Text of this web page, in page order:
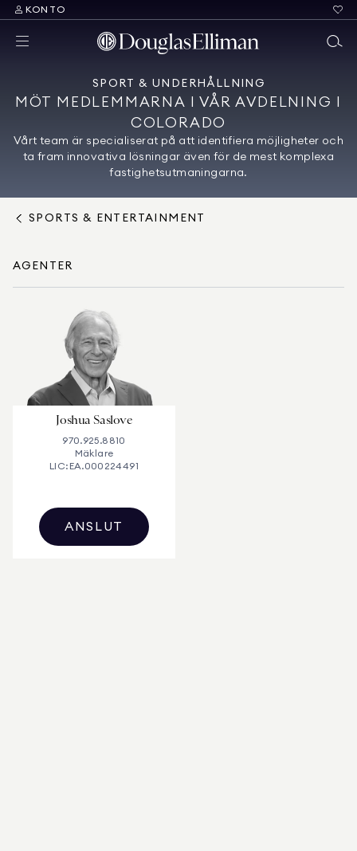
KONTO
SPORT & UNDERHÅLLNING
MÖT MEDLEMMARNA I VÅR AVDELNING I
COLORADO
Vårt team är specialiserat på att identifiera möjligheter och
ta fram innovativa lösningar även för de mest komplexa
fastighetsutmaningarna.
SPORTS & ENTERTAINMENT
AGENTER
Joshua Saslove
970.925.8810
Mäklare
LIC: EA.000224491
ANSLUT